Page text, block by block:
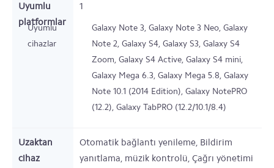
Uyumlu
platformlar
1
Uyumlu
cihazlar
Galaxy Note 3, Galaxy Note 3 Neo, Galaxy
Note 2, Galaxy S4, Galaxy S3, Galaxy S4
Zoom, Galaxy S4 Active, Galaxy S4 mini,
Galaxy Mega 6.3, Galaxy Mega 5.8, Galaxy
Note 10.1 (2014 Edition), Galaxy NotePRO
(12.2), Galaxy TabPRO (12.2/10.1/8.4)
Uzaktan
cihaz
Otomatik bağlantı yenileme, Bildirim
yanıtlama, müzik kontrolü, Çağrı yönetimi